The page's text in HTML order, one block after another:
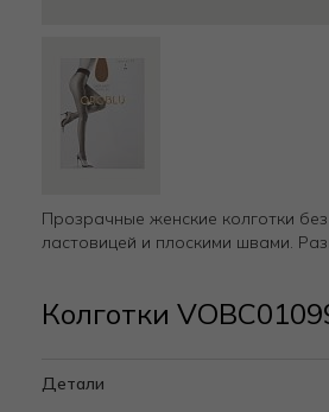
Прозрачные женские колготки
ластовицей и плоскими швами.
Колготки
Детали